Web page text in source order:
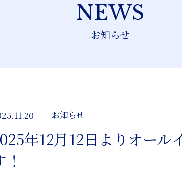
NEWS
お知らせ
お知らせ
年12月12日よりオール